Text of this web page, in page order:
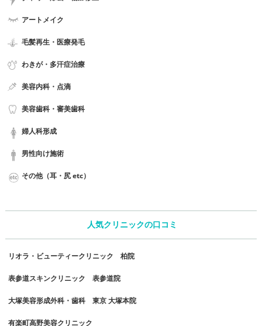
アートメイク
毛髪再生・医療発毛
わきが・多汗症治療
美容内科・点滴
美容歯科・審美歯科
婦人科形成
男性向け施術
その他（耳・尻 etc）
人気クリニックの口コミ
リオラ・ビューティークリニック 柏院
表参道スキンクリニック 表参道院
大塚美容形成外科・歯科 東京 大塚本院
有楽町高野美容クリニック